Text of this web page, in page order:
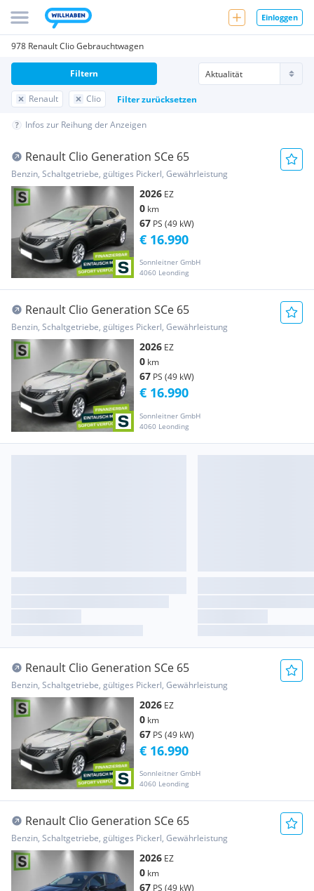
Einloggen
978 Renault Clio Gebrauchtwagen
Renault Clio Filter zurücksetzen
Filtern
Infos zur Reihung der Anzeigen
Renault Clio Generation SCe 65
Benzin, Schaltgetriebe, gültiges Pickerl, Gewährleistung
2026 EZ
0 km
67 PS (49 kW)
Sonnleitner GmbH
4060 Leonding
€ 16.990
Renault Clio Generation SCe 65
Benzin, Schaltgetriebe, gültiges Pickerl, Gewährleistung
2026 EZ
0 km
67 PS (49 kW)
Sonnleitner GmbH
4060 Leonding
€ 16.990
Renault Clio Generation SCe 65
Benzin, Schaltgetriebe, gültiges Pickerl, Gewährleistung
2026 EZ
0 km
67 PS (49 kW)
Sonnleitner GmbH
4060 Leonding
€ 16.990
Renault Clio Generation SCe 65
Benzin, Schaltgetriebe, gültiges Pickerl, Gewährleistung
2026 EZ
0 km
67 PS (49 kW)